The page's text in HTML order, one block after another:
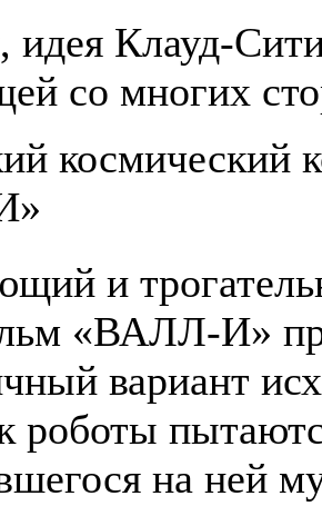
Клауд-
со многих
космический
и
«ВАЛЛ-И»
вариант
роботы
на ней